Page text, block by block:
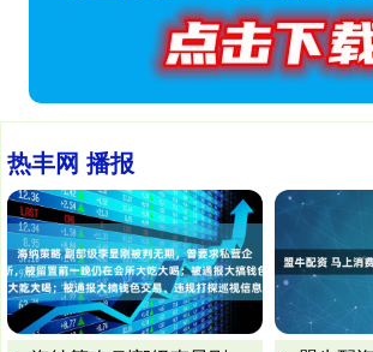
热丰网 播报